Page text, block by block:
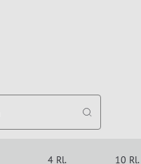
4 Rl. 10 Rl.